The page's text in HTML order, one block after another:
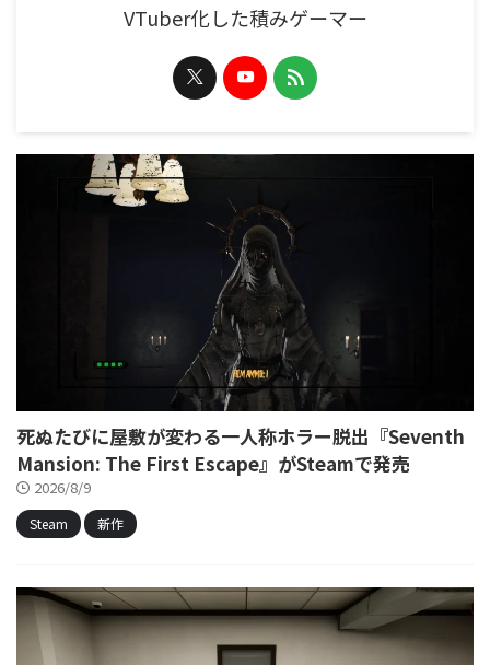
VTuber化した積みゲーマー
死ぬたびに屋敷が変わる一人称ホラー脱出『Seventh
Mansion: The First Escape』がSteamで発売
2026/8/9
Steam 新作